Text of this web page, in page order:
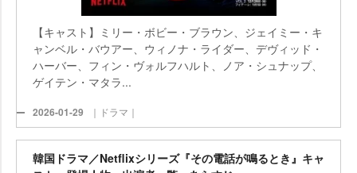
【キャスト】ミリー・ボビー・ブラウン、ジェイミー・キ
ャンベル・バウアー、ウィノナ・ライダー、デヴィッド・
ハーバー、フィン・ヴォルフハルト、ノア・シュナップ、
ゲイテン・マタラ...
2026-01-29 ｜ドラマ｜
韓国ドラマ／Netflixシリーズ『その電話が鳴るとき』キャ